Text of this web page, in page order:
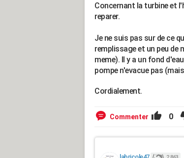
Concernant la turbine et
reparer.
Je ne suis pas sur de ce
remplissage et un peu de
meme). Il y a un fond
pompe n'evacue pas
Cordialement.
Commenter 0